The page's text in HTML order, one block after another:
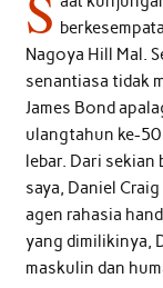
Nagoya Hill Mal.
senantiasa tidak
James Bond
ulangtahun ke-
lebar. Dari sekian
saya, Daniel
agen rahasia
yang dimilikinya,
maskulin dan